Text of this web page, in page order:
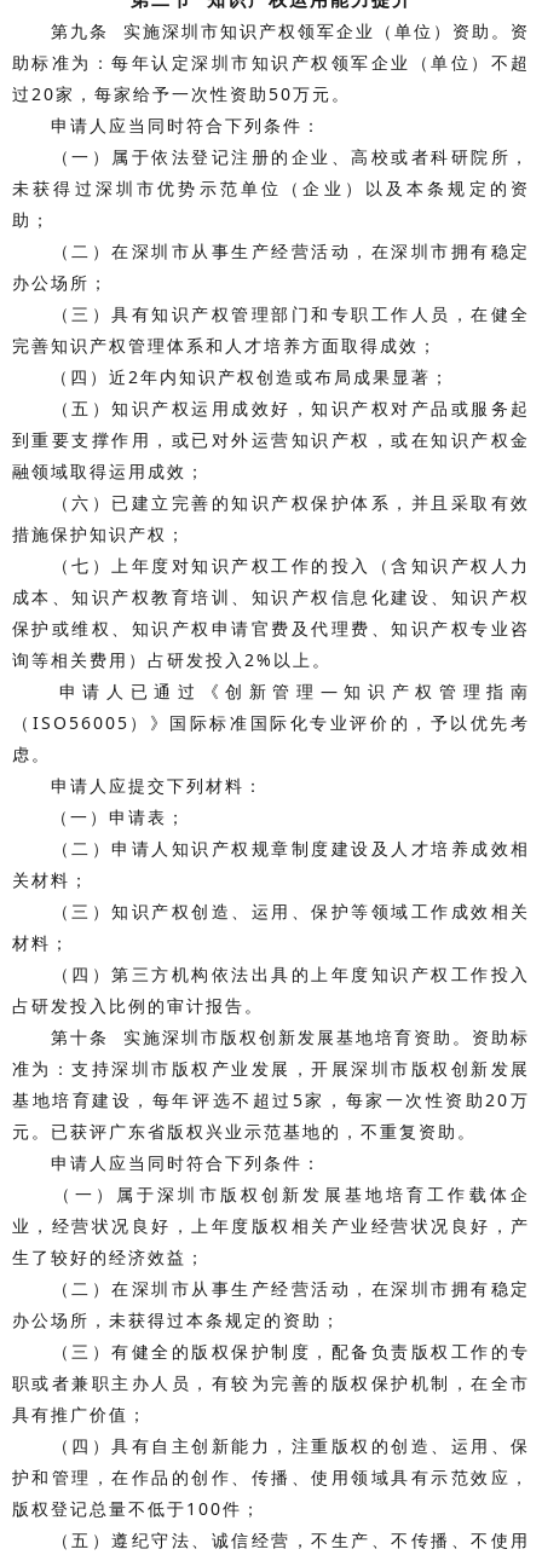
第九条 实施深圳市知识产权领军企业（单位）资助。资
助标准为：每年认定深圳市知识产权领军企业（单位）不超
过20家，每家给予一次性资助50万元。
申请人应当同时符合下列条件：
（一）属于依法登记注册的企业、高校或者科研院所，
未获得过深圳市优势示范单位（企业）以及本条规定的资
助；
（二）在深圳市从事生产经营活动，在深圳市拥有稳定
办公场所；
（三）具有知识产权管理部门和专职工作人员，在健全
完善知识产权管理体系和人才培养方面取得成效；
（四）近2年内知识产权创造或布局成果显著；
（五）知识产权运用成效好，知识产权对产品或服务起
到重要支撑作用，或已对外运营知识产权，或在知识产权金
融领域取得运用成效；
（六）已建立完善的知识产权保护体系，并且采取有效
措施保护知识产权；
（七）上年度对知识产权工作的投入（含知识产权人力
成本、知识产权教育培训、知识产权信息化建设、知识产权
保护或维权、知识产权申请官费及代理费、知识产权专业咨
询等相关费用）占研发投入2%以上。
申请人已通过《创新管理—知识产权管理指南
（ISO56005）》国际标准国际化专业评价的，予以优先考
虑。
申请人应提交下列材料：
（一）申请表；
（二）申请人知识产权规章制度建设及人才培养成效相
关材料；
（三）知识产权创造、运用、保护等领域工作成效相关
材料；
（四）第三方机构依法出具的上年度知识产权工作投入
占研发投入比例的审计报告。
第十条 实施深圳市版权创新发展基地培育资助。资助标
准为：支持深圳市版权产业发展，开展深圳市版权创新发展
基地培育建设，每年评选不超过5家，每家一次性资助20万
元。已获评广东省版权兴业示范基地的，不重复资助。
申请人应当同时符合下列条件：
（一）属于深圳市版权创新发展基地培育工作载体企
业，经营状况良好，上年度版权相关产业经营状况良好，产
生了较好的经济效益；
（二）在深圳市从事生产经营活动，在深圳市拥有稳定
办公场所，未获得过本条规定的资助；
（三）有健全的版权保护制度，配备负责版权工作的专
职或者兼职主办人员，有较为完善的版权保护机制，在全市
具有推广价值；
（四）具有自主创新能力，注重版权的创造、运用、保
护和管理，在作品的创作、传播、使用领域具有示范效应，
版权登记总量不低于100件；
（五）遵纪守法、诚信经营，不生产、不传播、不使用